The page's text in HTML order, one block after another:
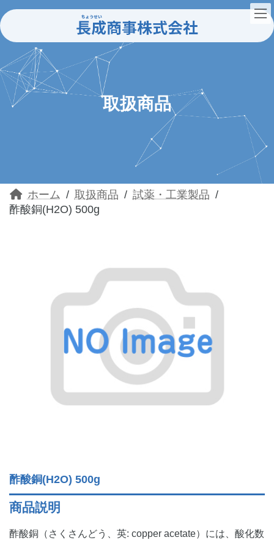
ン
テ
ン
ス
キ
ッ
ビ
ゲ
ー
ン
に
移
取扱商品
ホーム 取扱商品
試薬・工業製品
酢酸銅(H2O) 500g
酢酸銅(H2O) 500g
商品説明
酢酸銅（さくさんどう、英: copper acetate）には、酸化数